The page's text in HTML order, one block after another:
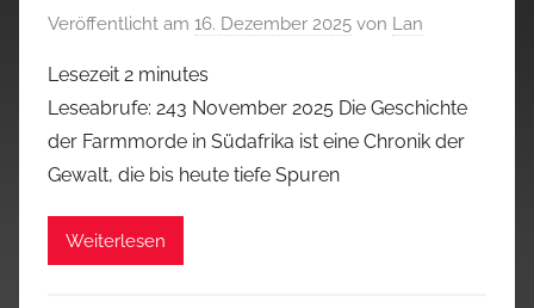
Veröffentlicht am 16. Dezember 2025 von Lan
Lesezeit 2 minutes
Leseabrufe: 243 November 2025 Die Geschichte
der Farmmorde in Südafrika ist eine Chronik der
Gewalt, die bis heute tiefe Spuren
Weiterlesen